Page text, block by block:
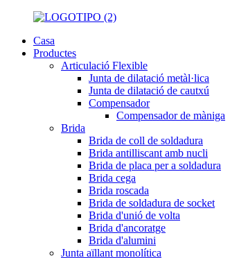
Casa
Productes
Articulació Flexible
Junta de dilatació metàl·lica
Junta de dilatació de cautxú
Compensador
Compensador de màniga
Brida
Brida de coll de soldadura
Brida antilliscant amb nucli
Brida de placa per a soldadura
Brida cega
Brida roscada
Brida de soldadura de socket
Brida d'unió de volta
Brida d'ancoratge
Brida d'alumini
Junta aïllant monolítica